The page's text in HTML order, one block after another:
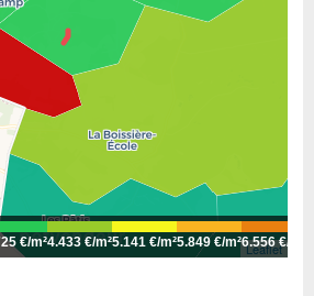
Leaflet
€/m²4.433 €/m²5.141 €/m²5.849 €/m²6.556 €/m²